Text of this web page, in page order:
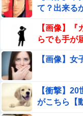
て？出来る
【画像】
らでも手が
【画像】
【衝撃】
がこちら【